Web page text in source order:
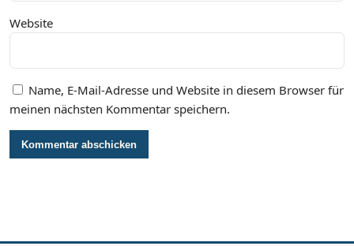
Website
Name, E-Mail-Adresse und Website in diesem Browser für
meinen nächsten Kommentar speichern.